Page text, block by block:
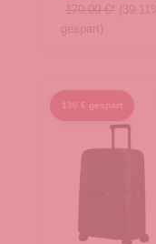
179,00 €* (39.11%
gespart)
130 € gespart